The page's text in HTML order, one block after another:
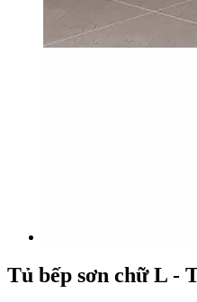
Tủ bếp sơn chữ L -